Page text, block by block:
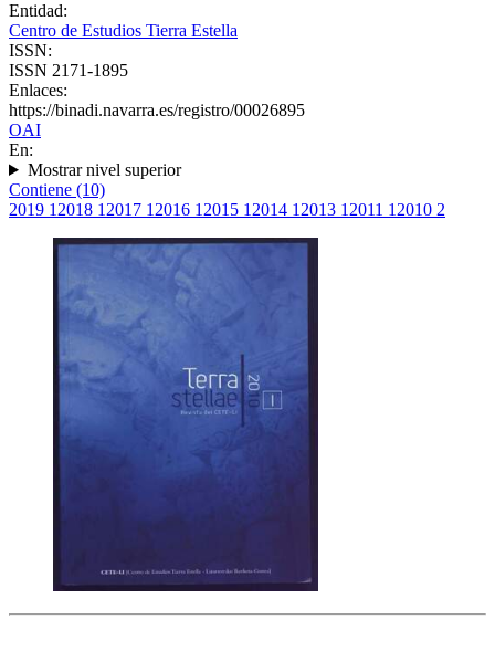
Entidad:
Centro de Estudios Tierra Estella
ISSN:
ISSN 2171-1895
Enlaces:
https://binadi.navarra.es/registro/00026895
OAI
En:
Mostrar nivel superior
Contiene (10)
2019 1 2018 1 2017 1 2016 1 2015 1 2014 1 2013 1 2011 1 2010 2